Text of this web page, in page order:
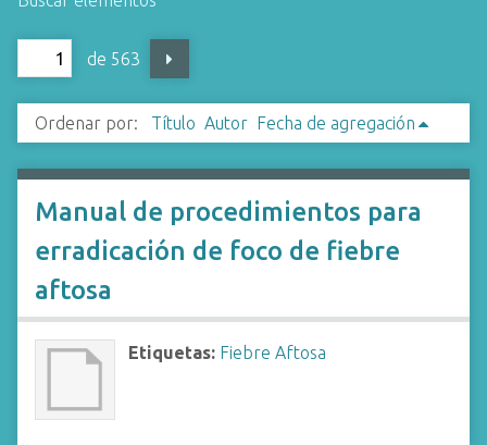
de 563
Ordenar por: Título Autor Fecha de agregación
Manual de procedimientos para
erradicación de foco de fiebre
aftosa
Etiquetas: Fiebre Aftosa